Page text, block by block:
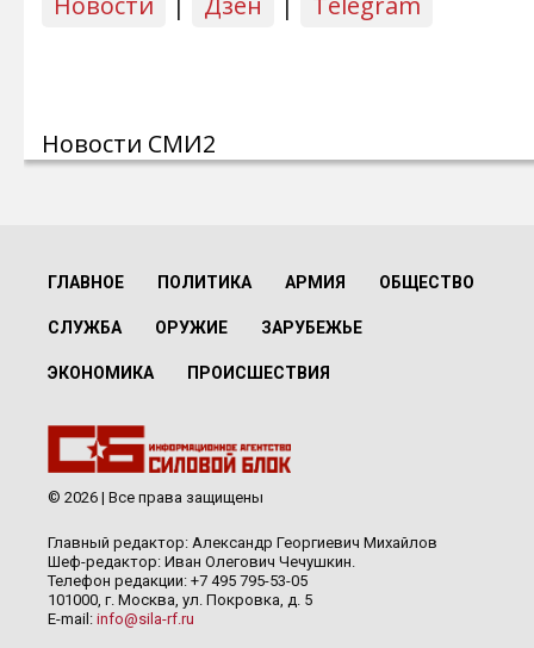
Новости СМИ2
ГЛАВНОЕ ПОЛИТИКА АРМИЯ ОБЩЕСТВО
СЛУЖБА ОРУЖИЕ ЗАРУБЕЖЬЕ
ЭКОНОМИКА ПРОИСШЕСТВИЯ
© 2026 | Все права защищены
Главный редактор: Александр Георгиевич Михайлов
Шеф-редактор: Иван Олегович Чечушкин.
Телефон редакции: +7 495 795-53-05
101000, г. Москва, ул. Покровка, д. 5
E-mail: info@sila-rf.ru